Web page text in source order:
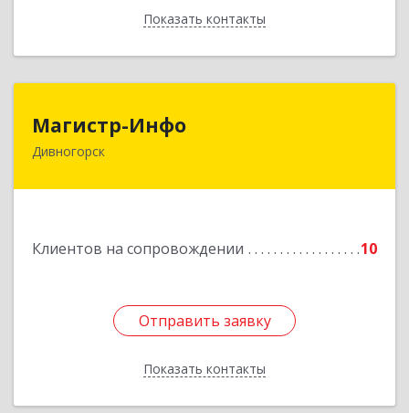
Показать контакты
Назад
Магистр-Инфо
Дивногорск
Клиентов на сопровождении 10
Отправить заявку
Показать контакты
663090 Красноярский край Дивногорск г
Отправить заявку
Назад